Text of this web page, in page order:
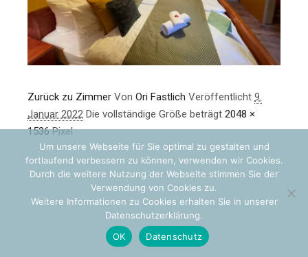
Zurück zu Zimmer Von Ori Fastlich Veröffentlicht 9.
Januar 2022 Die vollständige Größe beträgt 2048 ×
1536Pixel
Um unsere Webseite für Sie optimal zu gestalten und
fortlaufend verbessern zu können, verwenden wir Cookies.
Durch die weitere Nutzung der Webseite stimmen Sie der
Verwendung von Cookies zu.
Weitere Informationen zu Cookies erhalten Sie in unserer
Datenschutzerklärung.
OK
Datenschutz